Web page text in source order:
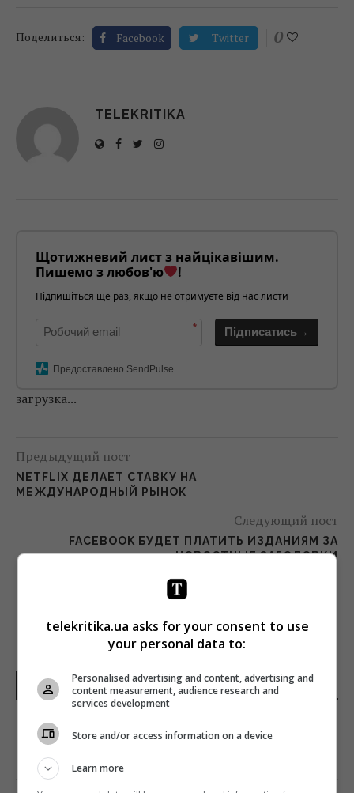
Поделиться: Facebook Twitter 0
TELEKRITIKA
Щотижневий лист з найцікавішим.
Пишемо з любов'ю
!
Підпишіться ще раз, якщо не отримуєте від нас листи
* Підписатись→
Предоставлено SendPulse
загрузка...
Предыдущий пост
NETFLIX ДЕЛАЕТ СТАВКУ НА
МЕЖДУНАРОДНЫЙ РЫНОК
Следующий пост
FACEBOOK БУДЕТ ПЛАТИТЬ ИЗДАНИЯМ ЗА
НОВОСТНЫЕ ЗАГОЛОВКИ
НОВОСТИ МИРА
Мобилизация в РФ: (не)реальные планы
11:30 понедельник, 10 августа 2026
telekritika.ua asks for your consent to use
your personal data to:
Personalised advertising and content, advertising and
content measurement, audience research and
services development
Store and/or access information on a device
Learn more